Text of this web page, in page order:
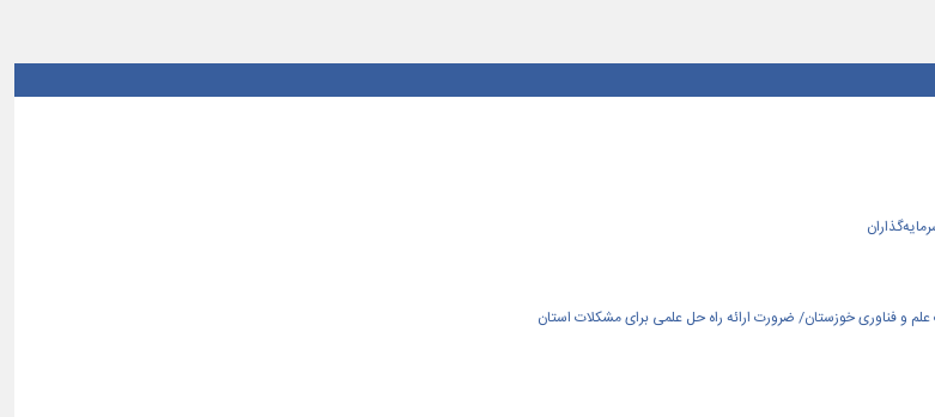
علم و فناوری خوزستان/ ضرورت ارائه راه حل علمی برای مشکلات استان